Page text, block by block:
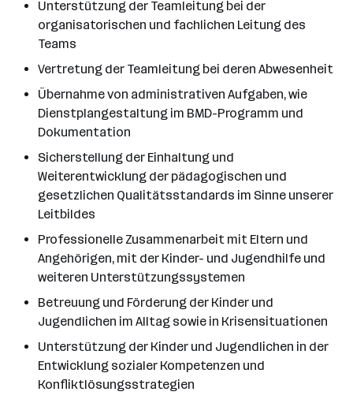
Unterstützung der Teamleitung bei der
organisatorischen und fachlichen Leitung des
Teams
Vertretung der Teamleitung bei deren Abwesenheit
Übernahme von administrativen Aufgaben, wie
Dienstplangestaltung im BMD-Programm und
Dokumentation
Sicherstellung der Einhaltung und
Weiterentwicklung der pädagogischen und
gesetzlichen Qualitätsstandards im Sinne unserer
Leitbildes
Professionelle Zusammenarbeit mit Eltern und
Angehörigen, mit der Kinder- und Jugendhilfe und
weiteren Unterstützungssystemen
Betreuung und Förderung der Kinder und
Jugendlichen im Alltag sowie in Krisensituationen
Unterstützung der Kinder und Jugendlichen in der
Entwicklung sozialer Kompetenzen und
Konfliktlösungsstrategien